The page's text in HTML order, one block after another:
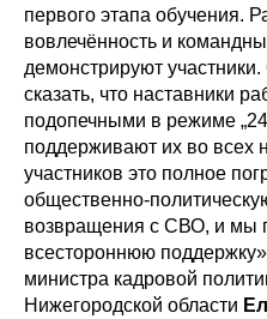
первого этапа обучения.
вовлечённость и
демонстрируют
сказать, что наставники
подопечными в режиме
поддерживают их во всех
участников это полное
общественно-
возвращения с СВО, и мы
всестороннюю
министра кадровой
Нижегородской области